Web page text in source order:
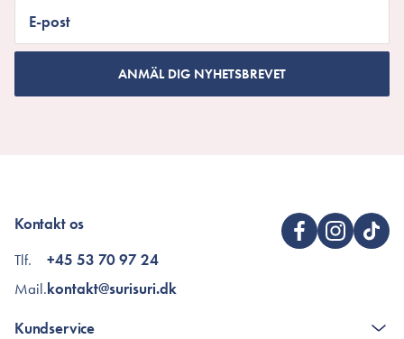
E-post
ANMÄL DIG NYHETSBREVET
Kontakt os
Tlf.
Mail.
+45 53 70 97 24
kontakt@surisuri.dk
Kundservice